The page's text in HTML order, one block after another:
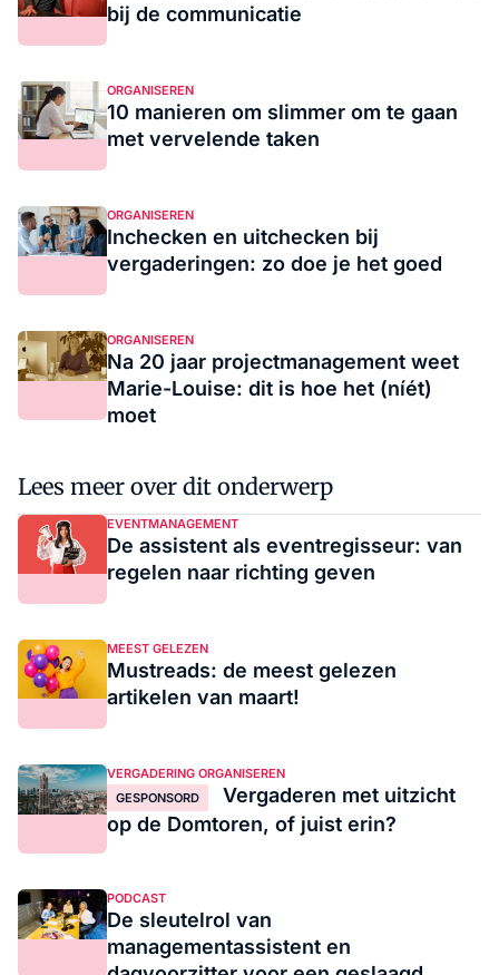
bij de communicatie
ORGANISEREN
10 manieren om slimmer om te gaan
met vervelende taken
ORGANISEREN
Inchecken en uitchecken bij
vergaderingen: zo doe je het goed
ORGANISEREN
Na 20 jaar projectmanagement weet
Marie-Louise: dit is hoe het (níét)
moet
Lees meer over dit onderwerp
EVENTMANAGEMENT
De assistent als eventregisseur: van
regelen naar richting geven
MEEST GELEZEN
Mustreads: de meest gelezen
artikelen van maart!
VERGADERING ORGANISEREN
GESPONSORD
Vergaderen met uitzicht
op de Domtoren, of juist erin?
PODCAST
De sleutelrol van
managementassistent en